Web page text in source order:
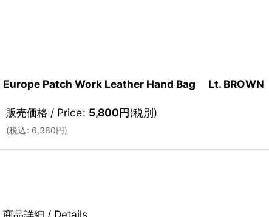
Europe Patch Work Leather Hand Bag Lt. BROWN
販売価格 / Price: 5,800円(税別)
(税込: 6,380円)